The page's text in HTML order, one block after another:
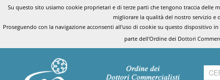
Su questo sito usiamo cookie proprietari e di terze parti che tengono traccia
migliorare la qualità del nostro servizio e
Proseguendo con la navigazione acconsenti all'uso di cookie su questo dispositivo
parte dell'Ordine dei Dottori